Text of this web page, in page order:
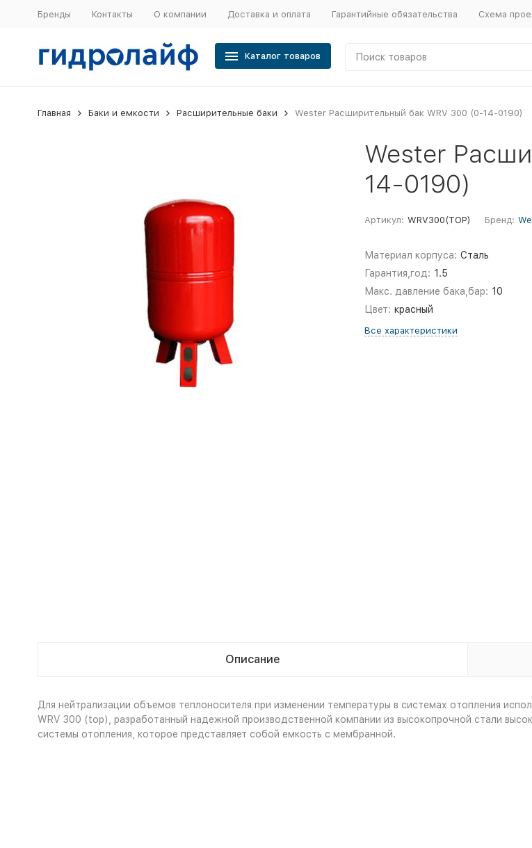
Бренды Контакты О компании Доставка и оплата Гарантийные обязательства Схема
Каталог товаров
Главная Баки и емкости Расширительные баки Wester Расширительный бак WRV 300 (0-14-0190)
Wester
14-0190)
Артикул: WRV300(TOP) Бренд:
Материал корпуса: Сталь
Гарантия,год: 1.5
Макс. давление бака,бар: 10
Цвет: красный
Все характеристики
Описание
Для нейтрализации объемов теплоносителя при изменении температуры в системах отопления
WRV 300 (top), разработанный надежной производственной компании из высокопрочной стали
системы отопления, которое представляет собой емкость с мембранной.